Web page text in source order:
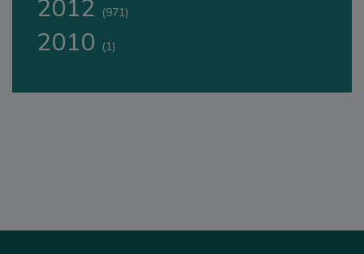
2012 (971)
2010 (1)